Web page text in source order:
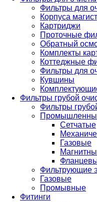
Фильтры для
Корпуса
Картриджи
Проточные
Обратный
Комплекты
Коттеджные
Фильтры для
Кувшины
Фильтры грубой
Фильтры
Сетчатые
Газовые
Фильтрующие
Газовые
Промывные
Фитинги